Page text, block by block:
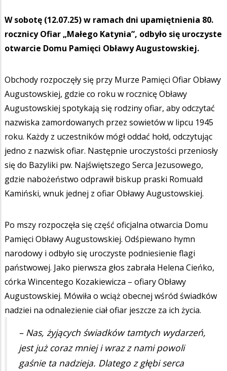
W sobotę (12.07.25) w ramach dni upamiętnienia 80.
rocznicy Ofiar „Małego Katynia”, odbyło się uroczyste
otwarcie Domu Pamięci Obławy Augustowskiej.
Obchody rozpoczęły się przy Murze Pamięci Ofiar Obławy
Augustowskiej, gdzie co roku w rocznicę Obławy
Augustowskiej spotykają się rodziny ofiar, aby odczytać
nazwiska zamordowanych przez sowietów w lipcu 1945
roku. Każdy z uczestników mógł oddać hołd, odczytując
jedno z nazwisk ofiar. Następnie uroczystości przeniosły
się do Bazyliki pw. Najświętszego Serca Jezusowego,
gdzie nabożeństwo odprawił biskup praski Romuald
Kamiński, wnuk jednej z ofiar Obławy Augustowskiej.
Po mszy rozpoczęła się część oficjalna otwarcia Domu
Pamięci Obławy Augustowskiej. Odśpiewano hymn
narodowy i odbyło się uroczyste podniesienie flagi
państwowej. Jako pierwsza głos zabrała Helena Cieńko,
córka Wincentego Kozakiewicza – ofiary Obławy
Augustowskiej. Mówiła o wciąż obecnej wśród świadków
nadziei na odnalezienie ciał ofiar jeszcze za ich życia.
– Nas, żyjących świadków tamtych wydarzeń,
jest już coraz mniej i wraz z nami powoli
gaśnie ta nadzieja. Dlatego z głębi serca